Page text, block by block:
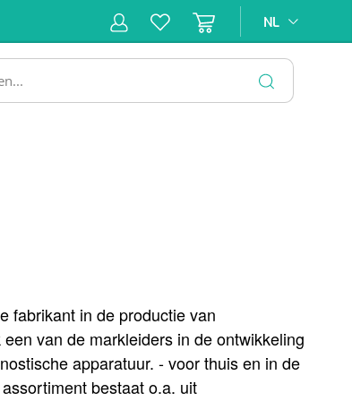
NL
fabrikant in de productie van
van de markleiders in de ontwikkeling
apparatuur. - voor thuis en in de
bestaat o.a. uit